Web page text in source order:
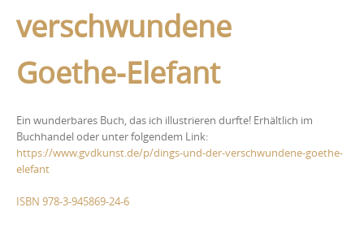
verschwundene
Goethe-Elefant
Ein wunderbares Buch, das ich illustrieren durfte! Erhältlich im
Buchhandel oder unter folgendem Link:
https://www.gvdkunst.de/p/dings-und-der-verschwundene-goethe-
elefant
ISBN 978-3-945869-24-6